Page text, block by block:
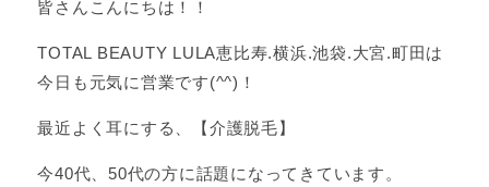
皆さんこんにちは！！
TOTAL BEAUTY LULA恵比寿.横浜.池袋.大宮.町田は
今日も元気に営業です(^^)！
最近よく耳にする、【介護脱毛】
今40代、50代の方に話題になってきています。